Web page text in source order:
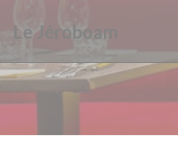
Le Jéroboam